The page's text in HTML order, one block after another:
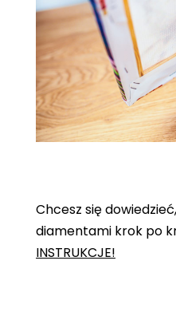
Chcesz się
diamentami krok po
INSTRUKCJE!